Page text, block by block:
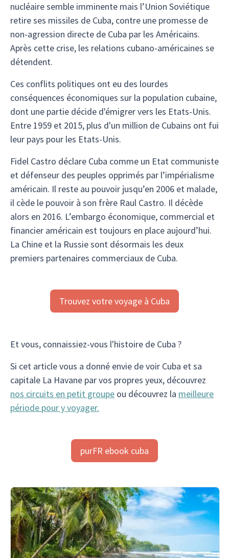
nucléaire semble imminente mais l’Union Soviétique
retire ses missiles de Cuba, contre une promesse de
non-agression directe de Cuba par les Américains.
Après cette crise, les relations cubano-américaines se
détendent.
Ces conflits politiques ont eu des lourdes
conséquences économiques sur la population cubaine,
dont une partie décide d'émigrer vers les Etats-Unis.
Entre 1959 et 2015, plus d'un million de Cubains ont fui
leur pays pour les Etats-Unis.
Fidel Castro déclare Cuba comme un Etat communiste
et défenseur des peuples opprimés par l’impérialisme
américain. Il reste au pouvoir jusqu’en 2006 et malade,
il cède le pouvoir à son frère Raul Castro. Il décède
alors en 2016. L’embargo économique, commercial et
financier américain est toujours en place aujourd’hui.
La Chine et la Russie sont désormais les deux
premiers partenaires commerciaux de Cuba.
Trouvez votre voyage à Cuba
Et vous, connaissiez-vous l'histoire de Cuba ?
Si cet article vous a donné envie de voir Cuba et sa
capitale La Havane par vos propres yeux, découvrez
nos circuits en petit groupe ou découvrez la meilleure
période pour y voyager.
purFR ebook cuba